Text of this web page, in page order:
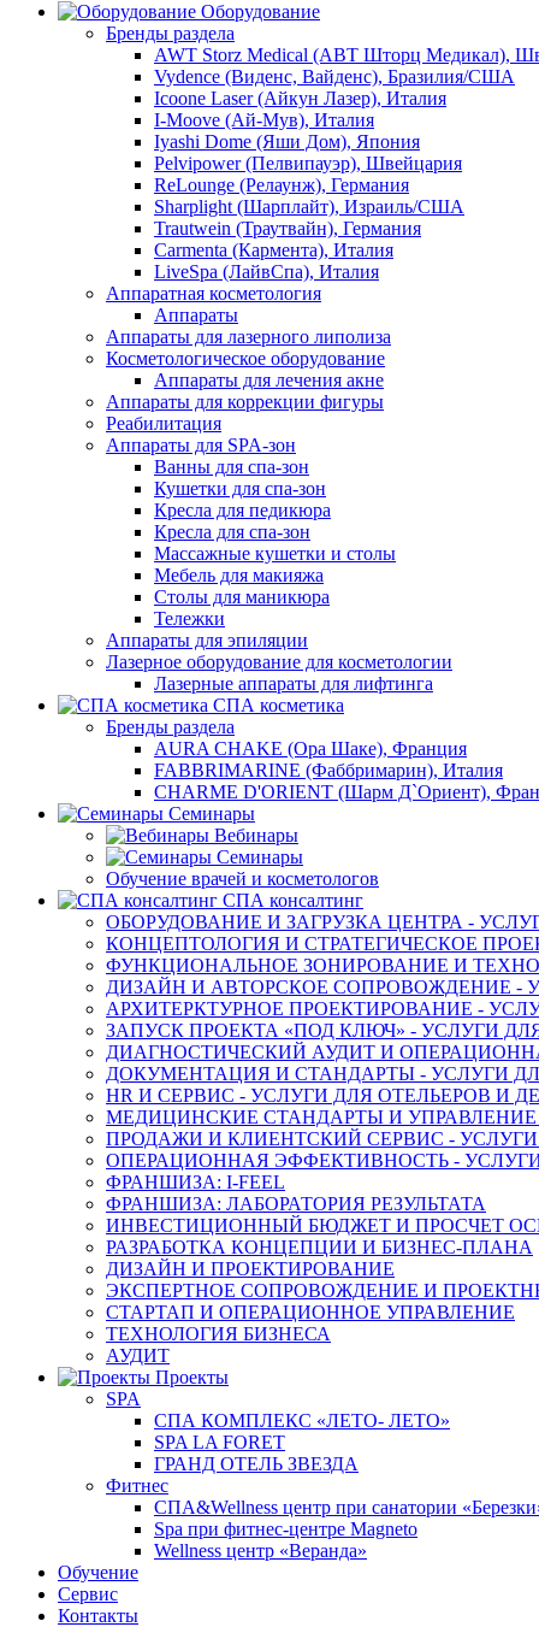
Оборудование
Бренды раздела
AWT Storz Medical (АВТ Шторц Медикал),
Vydence (Виденс, Вайденс), Бразилия/США
Icoone Laser (Айкун Лазер), Италия
I-Moove (Ай-Мув), Италия
Iyashi Dome (Яши Дом), Япония
Pelvipower (Пелвипауэр), Швейцария
ReLounge (Релаунж), Германия
Sharplight (Шарплайт), Израиль/США
Trautwein (Траутвайн), Германия
Carmenta (Кармента), Италия
LiveSpa (ЛайвСпа), Италия
Аппаратная косметология
Аппараты
Аппараты для лазерного липолиза
Косметологическое оборудование
Аппараты для лечения акне
Аппараты для коррекции фигуры
Реабилитация
Аппараты для SPA-зон
Ванны для спа-зон
Кушетки для спа-зон
Кресла для педикюра
Кресла для спа-зон
Массажные кушетки и столы
Мебель для макияжа
Столы для маникюра
Тележки
Аппараты для эпиляции
Лазерное оборудование для косметологии
Лазерные аппараты для лифтинга
СПА косметика
Бренды раздела
AURA CHAKE (Ора Шаке), Франция
FABBRIMARINE (Фаббримарин), Италия
CHARME D'ORIENT (Шарм Д`Ориент),
Семинары
Вебинары
Семинары
Обучение врачей и косметологов
СПА консалтинг
ОБОРУДОВАНИЕ И ЗАГРУЗКА ЦЕНТРА -
КОНЦЕПТОЛОГИЯ И СТРАТЕГИЧЕСКОЕ
ФУНКЦИОНАЛЬНОЕ ЗОНИРОВАНИЕ И
ДИЗАЙН И АВТОРСКОЕ СОПРОВОЖДЕНИЕ -
АРХИТЕРКТУРНОЕ ПРОЕКТИРОВАНИЕ -
ЗАПУСК ПРОЕКТА «ПОД КЛЮЧ» - УСЛУГИ
ДИАГНОСТИЧЕСКИЙ АУДИТ И
ДОКУМЕНТАЦИЯ И СТАНДАРТЫ - УСЛУГИ
HR И СЕРВИС - УСЛУГИ ДЛЯ ОТЕЛЬЕРОВ И
МЕДИЦИНСКИЕ СТАНДАРТЫ И УПРАВЛЕНИЕ
ПРОДАЖИ И КЛИЕНТСКИЙ СЕРВИС -
ОПЕРАЦИОННАЯ ЭФФЕКТИВНОСТЬ -
ФРАНШИЗА: I-FEEL
ФРАНШИЗА: ЛАБОРАТОРИЯ РЕЗУЛЬТАТА
ИНВЕСТИЦИОННЫЙ БЮДЖЕТ И ПРОСЧЕТ
РАЗРАБОТКА КОНЦЕПЦИИ И БИЗНЕС-ПЛАНА
ДИЗАЙН И ПРОЕКТИРОВАНИЕ
ЭКСПЕРТНОЕ СОПРОВОЖДЕНИЕ И
СТАРТАП И ОПЕРАЦИОННОЕ УПРАВЛЕНИЕ
ТЕХНОЛОГИЯ БИЗНЕСА
АУДИТ
Проекты
SPA
СПА КОМПЛЕКС «ЛЕТО- ЛЕТО»
SPA LA FORET
ГРАНД ОТЕЛЬ ЗВЕЗДА
Фитнес
СПА&Wellness центр при санатории
Spa при фитнес-центре Magneto
Wellness центр «Веранда»
Обучение
Сервис
Контакты